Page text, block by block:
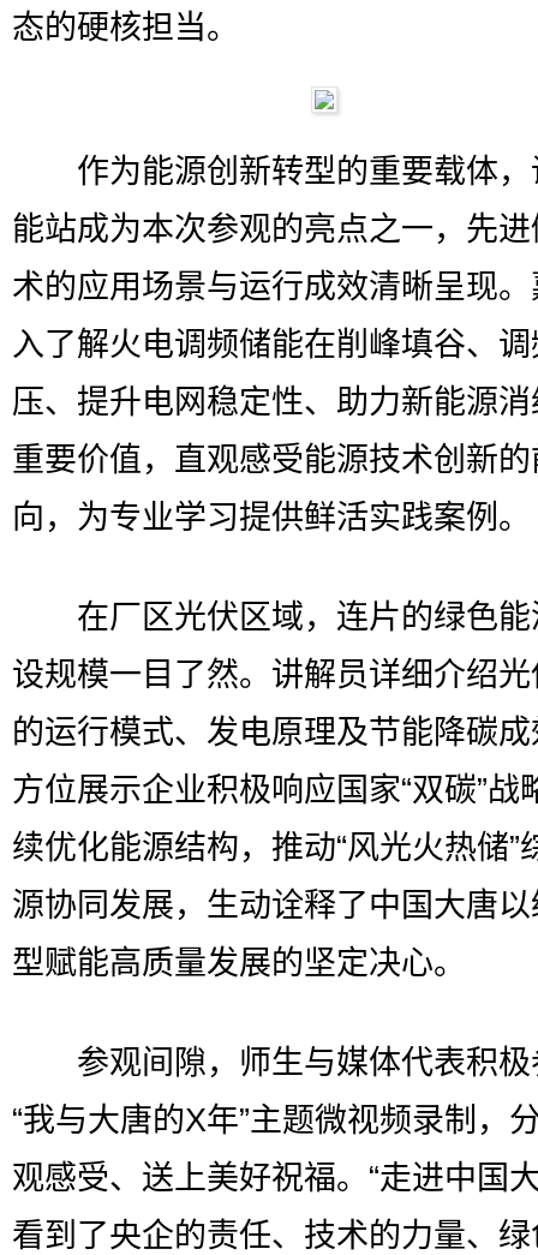
态的硬核担当。
作为能源创新转型的重要载体，
能站成为本次参观的亮点之一，先
术的应用场景与运行成效清晰呈现
入了解火电调频储能在削峰填谷、
压、提升电网稳定性、助力新能源
重要价值，直观感受能源技术创新
向，为专业学习提供鲜活实践案例。
在厂区光伏区域，连片的绿色能
设规模一目了然。讲解员详细介绍
的运行模式、发电原理及节能降碳
方位展示企业积极响应国家“双碳”战
续优化能源结构，推动“风光火热储”
源协同发展，生动诠释了中国大唐
型赋能高质量发展的坚定决心。
参观间隙，师生与媒体代表积极
“我与大唐的X年”主题微视频录制，
观感受、送上美好祝福。“走进中国
看到了央企的责任、技术的力量、